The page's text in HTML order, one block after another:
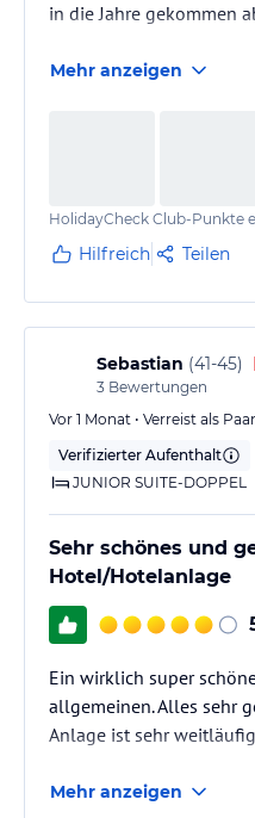
in die Jahre gekommen
Mehr anzeigen
HolidayCheck Club-Punkte
Hilfreich Teilen
Sebastian (41-45)
3 Bewertungen
Vor 1 Monat • Verreist als
Verifizierter Aufenthalt
JUNIOR SUITE-DOPPEL
Sehr schönes und
Hotel/Hotelanlage
Ein wirklich super
allgemeinen. Alles sehr
Anlage ist sehr
Mehr anzeigen